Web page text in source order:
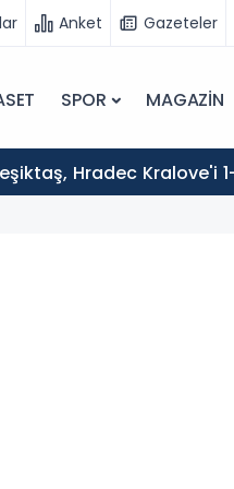
Anket Gazeteler
SPOR MAGAZİN
Hradec Kralove'i